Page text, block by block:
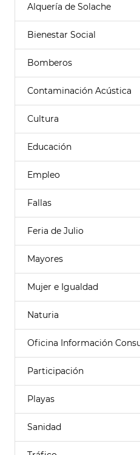
Alquería de Solache
Bienestar Social
Bomberos
Contaminación Acústica
Cultura
Educación
Empleo
Fallas
Feria de Julio
Mayores
Mujer e Igualdad
Naturia
Oficina Información
Participación
Playas
Sanidad